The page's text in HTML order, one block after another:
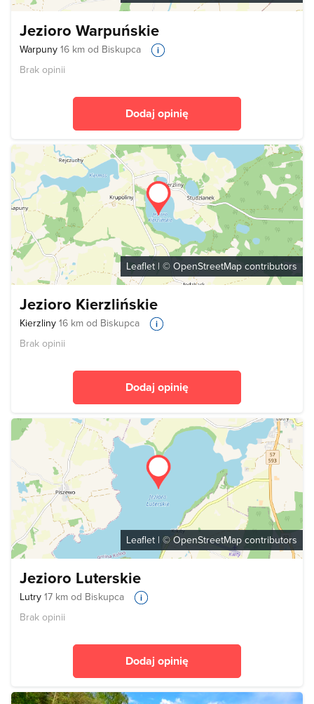
Jezioro Warpuńskie
Warpuny 16 km od Biskupca
Brak opinii
Dodaj opinię
Leaflet | © OpenStreetMap contributors
Jezioro Kierzlińskie
Kierzliny 16 km od Biskupca
Brak opinii
Dodaj opinię
Leaflet | © OpenStreetMap contributors
Jezioro Luterskie
Lutry 17 km od Biskupca
Brak opinii
Dodaj opinię